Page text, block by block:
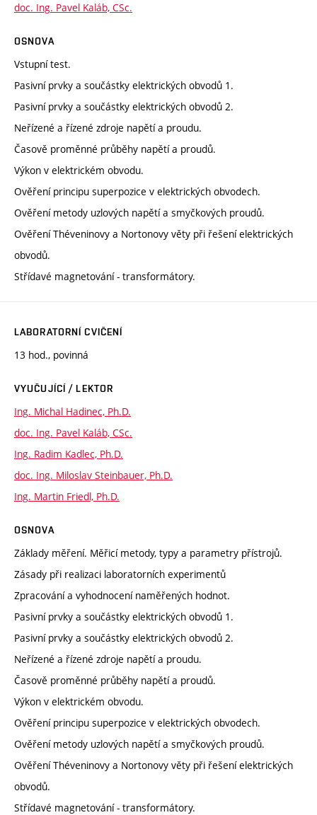
doc. Ing. Pavel Kaláb, CSc.
OSNOVA
Vstupní test.
Pasivní prvky a součástky elektrických obvodů 1.
Pasivní prvky a součástky elektrických obvodů 2.
Neřízené a řízené zdroje napětí a proudu.
Časově proměnné průběhy napětí a proudů.
Výkon v elektrickém obvodu.
Ověření principu superpozice v elektrických obvodech.
Ověření metody uzlových napětí a smyčkových proudů.
Ověření Théveninovy a Nortonovy věty při řešení elektrických
obvodů.
Střídavé magnetování - transformátory.
LABORATORNÍ CVIČENÍ
13 hod., povinná
VYUČUJÍCÍ / LEKTOR
Ing. Michal Hadinec, Ph.D.
doc. Ing. Pavel Kaláb, CSc.
Ing. Radim Kadlec, Ph.D.
doc. Ing. Miloslav Steinbauer, Ph.D.
Ing. Martin Friedl, Ph.D.
OSNOVA
Základy měření. Měřicí metody, typy a parametry přístrojů.
Zásady při realizaci laboratorních experimentů
Zpracování a vyhodnocení naměřených hodnot.
Pasivní prvky a součástky elektrických obvodů 1.
Pasivní prvky a součástky elektrických obvodů 2.
Neřízené a řízené zdroje napětí a proudu.
Časově proměnné průběhy napětí a proudů.
Výkon v elektrickém obvodu.
Ověření principu superpozice v elektrických obvodech.
Ověření metody uzlových napětí a smyčkových proudů.
Ověření Théveninovy a Nortonovy věty při řešení elektrických
obvodů.
Střídavé magnetování - transformátory.